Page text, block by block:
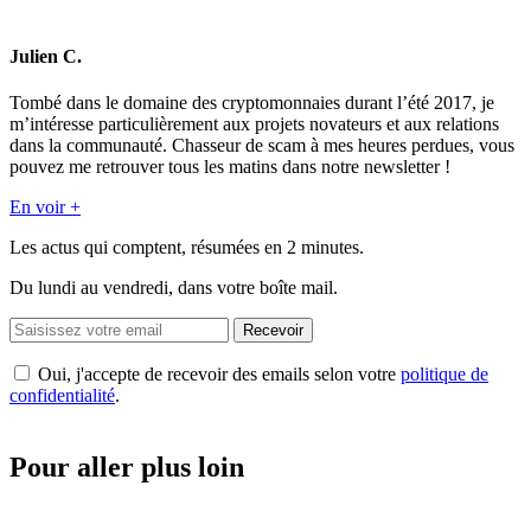
Julien C.
Tombé dans le domaine des cryptomonnaies durant l’été 2017, je
m’intéresse particulièrement aux projets novateurs et aux relations
dans la communauté. Chasseur de scam à mes heures perdues, vous
pouvez me retrouver tous les matins dans notre newsletter !
En voir +
Les actus qui comptent, résumées en 2 minutes.
Du lundi au vendredi, dans votre boîte mail.
Recevoir
Oui, j'accepte de recevoir des emails selon votre politique de
confidentialité.
Pour aller plus loin